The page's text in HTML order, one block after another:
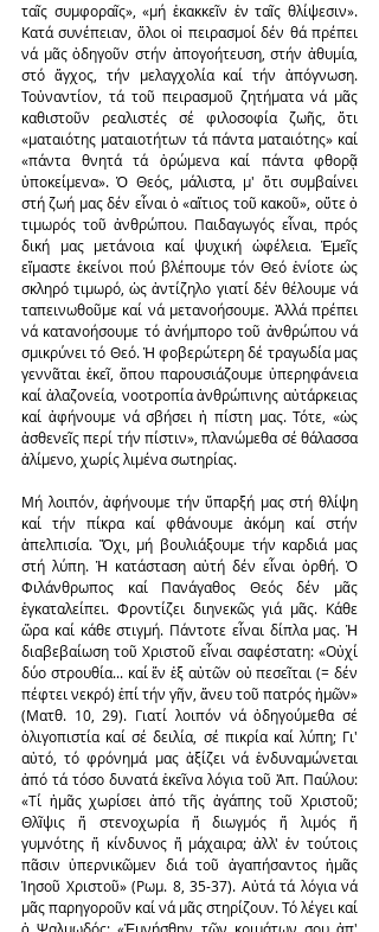
ταῖς συμφοραῖς», «μή ἐκακκεῖν ἐν ταῖς θλίψεσιν».
Κατά συνέπειαν, ὅλοι οἱ πειρασμοί δέν θά πρέπει
νά μᾶς ὁδηγοῦν στήν ἀπογοήτευση, στήν ἀθυμία,
στό ἄγχος, τήν μελαγχολία καί τήν ἀπόγνωση.
Τοὐναντίον, τά τοῦ πειρασμοῦ ζητήματα νά μᾶς
καθιστοῦν ρεαλιστές σέ φιλοσοφία ζωῆς, ὅτι
«ματαιότης ματαιοτήτων τά πάντα ματαιότης» καί
«πάντα θνητά τά ὁρώμενα καί πάντα φθορᾷ
ὑποκείμενα». Ὁ Θεός, μάλιστα, μ' ὅτι συμβαίνει
στή ζωή μας δέν εἶναι ὁ «αἴτιος τοῦ κακοῦ», οὔτε ὁ
τιμωρός τοῦ ἀνθρώπου. Παιδαγωγός εἶναι, πρός
δική μας μετάνοια καί ψυχική ὠφέλεια. Ἐμεῖς
εἴμαστε ἐκείνοι πού βλέπουμε τόν Θεό ἐνίοτε ὡς
σκληρό τιμωρό, ὡς ἀντίζηλο γιατί δέν θέλουμε νά
ταπεινωθοῦμε καί νά μετανοήσουμε. Ἀλλά πρέπει
νά κατανοήσουμε τό ἀνήμπορο τοῦ ἀνθρώπου νά
σμικρύνει τό Θεό. Ἡ φοβερώτερη δέ τραγωδία μας
γεννᾶται ἐκεῖ, ὅπου παρουσιάζουμε ὑπερηφάνεια
καί ἀλαζονεία, νοοτροπία ἀνθρώπινης αὐτάρκειας
καί ἀφήνουμε νά σβήσει ἡ πίστη μας. Τότε, «ὡς
ἀσθενεῖς περί τήν πίστιν», πλανώμεθα σέ θάλασσα
ἀλίμενο, χωρίς λιμένα σωτηρίας.
Μή λοιπόν, ἀφήνουμε τήν ὕπαρξή μας στή θλίψη
καί τήν πίκρα καί φθάνουμε ἀκόμη καί στήν
ἀπελπισία. Ὄχι, μή βουλιάξουμε τήν καρδιά μας
στή λύπη. Ἡ κατάσταση αὐτή δέν εἶναι ὀρθή. Ὁ
Φιλάνθρωπος καί Πανάγαθος Θεός δέν μᾶς
ἐγκαταλείπει. Φροντίζει διηνεκῶς γιά μᾶς. Κάθε
ὥρα καί κάθε στιγμή. Πάντοτε εἶναι δίπλα μας. Ἡ
διαβεβαίωση τοῦ Χριστοῦ εἶναι σαφέστατη: «Οὐχί
δύο στρουθία... καί ἕν ἐξ αὐτῶν οὐ πεσεῖται (= δέν
πέφτει νεκρό) ἐπί τήν γῆν, ἄνευ τοῦ πατρός ἡμῶν»
(Ματθ. 10, 29). Γιατί λοιπόν νά ὁδηγούμεθα σέ
ὀλιγοπιστία καί σέ δειλία, σέ πικρία καί λύπη; Γι'
αὐτό, τό φρόνημά μας ἀξίζει νά ἐνδυναμώνεται
ἀπό τά τόσο δυνατά ἐκεῖνα λόγια τοῦ Ἀπ. Παύλου:
«Τί ἡμᾶς χωρίσει ἀπό τῆς ἀγάπης τοῦ Χριστοῦ;
Θλῖψις ἤ στενοχωρία ἤ διωγμός ἤ λιμός ἤ
γυμνότης ἤ κίνδυνος ἤ μάχαιρα; ἀλλ' ἐν τούτοις
πᾶσιν ὑπερνικῶμεν διά τοῦ ἀγαπήσαντος ἡμᾶς
Ἰησοῦ Χριστοῦ» (Ρωμ. 8, 35-37). Αὐτά τά λόγια νά
μᾶς παρηγοροῦν καί νά μᾶς στηρίζουν. Τό λέγει καί
ὁ Ψαλμωδός: «Ἐμνήσθην τῶν κριμάτων σου ἀπ'